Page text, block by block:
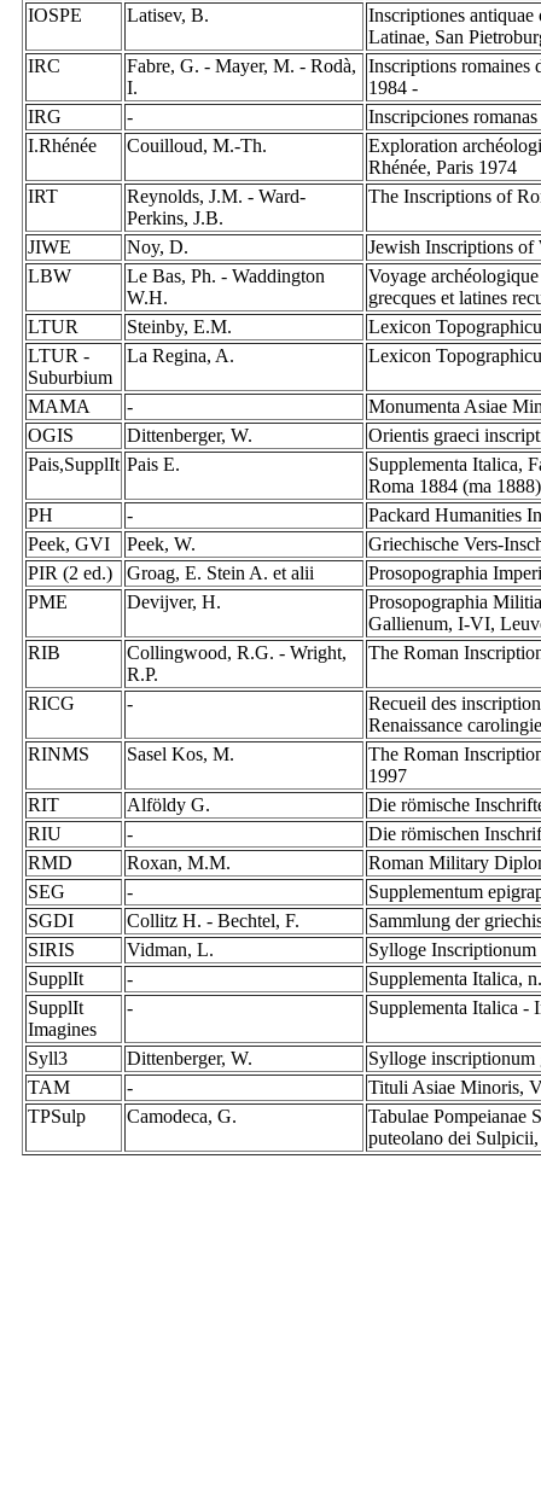
IOSPE
Latisev, B.
Inscriptiones
Latinae, San
IRC
Fabre, G. - Mayer, M. - Rodà,
I.
Inscriptions romaines
1984 -
IRG
-
Inscripciones
I.Rhénée
Couilloud, M.-Th.
Exploration
Rhénée, Paris 1974
IRT
Reynolds, J.M. - Ward-
Perkins, J.B.
The Inscriptions of
JIWE Noy, D.
Jewish Inscriptions of
LBW
Le Bas, Ph. - Waddington
W.H.
Voyage
grecques et latines
LTUR
Steinby, E.M.
Lexicon
LTUR -
Suburbium
La Regina, A. Lexicon
MAMA -
Monumenta Asiae
OGIS
Dittenberger, W.
Orientis graeci
Pais,SupplIt Pais E.
Supplementa Italica,
Roma 1884 (ma 1888)
PH
-
Packard Humanities
Peek, GVI
Peek, W.
Griechische Vers-
PIR (2 ed.)
Groag, E. Stein A. et alii
Prosopographia
PME
Devijver, H.
Prosopographia
Gallienum, I-VI,
RIB
Collingwood, R.G. - Wright,
R.P.
The Roman
RICG -
Recueil des
Renaissance
RINMS
Sasel Kos, M.
The Roman
1997
RIT
Alföldy G.
Die römische
RIU
-
Die römischen
RMD
Roxan, M.M.
Roman Military
SEG
-
Supplementum
SGDI
Collitz H. - Bechtel, F.
Sammlung der
SIRIS
Vidman, L.
Sylloge Inscriptionum
SupplIt
-
Supplementa Italica,
SupplIt
Imagines
- Supplementa Italica -
Syll3 Dittenberger, W.
Sylloge inscriptionum
TAM
-
Tituli Asiae Minoris,
TPSulp
Camodeca, G.
Tabulae
puteolano dei